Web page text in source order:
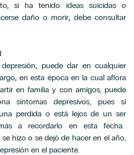
,si ha tenido ideas suicidas o
daño o morir, debe consultar
, puede dar en cualquier
, en esta época en la cual aflora
en familia y con amigos, puede
síntomas depresivos, pues sí
perdida o está lejos de un ser
a recordarlo en esta fecha.
hizo o se dejó de hacer en el año,
en el paciente.